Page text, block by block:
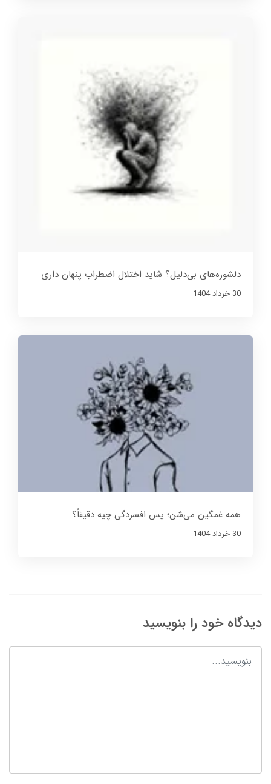
دلشوره‌های بی‌دلیل؟ شاید اختلال اضطراب پنهان داری
30 خرداد 1404
همه غمگین می‌شن؛ پس افسردگی چیه دقیقاً؟
30 خرداد 1404
دیدگاه خود را بنویسید